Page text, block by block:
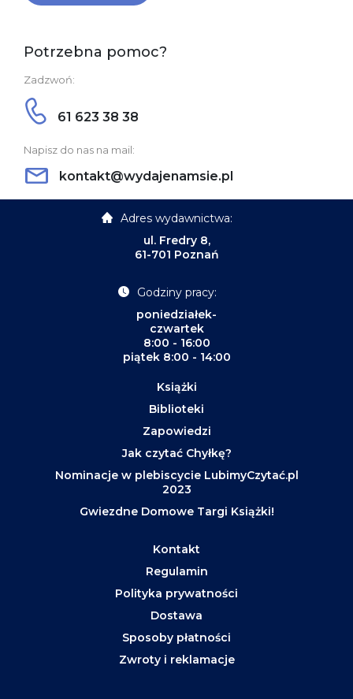
Potrzebna pomoc?
Zadzwoń:
61 623 38 38
Napisz do nas na mail:
kontakt@wydajenamsie.pl
Adres wydawnictwa:
ul. Fredry 8,
61-701 Poznań
Godziny pracy:
poniedziałek-
czwartek
8:00 - 16:00
piątek 8:00 - 14:00
Książki
Biblioteki
Zapowiedzi
Jak czytać Chyłkę?
Nominacje w plebiscycie LubimyCzytać.pl
2023
Gwiezdne Domowe Targi Książki!
Kontakt
Regulamin
Polityka prywatności
Dostawa
Sposoby płatności
Zwroty i reklamacje